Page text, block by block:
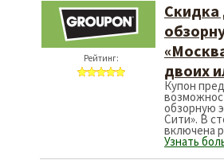
Рейтинг:
Скидка
двоих
Купон
обзорную
Сити». В
включена
Узнать